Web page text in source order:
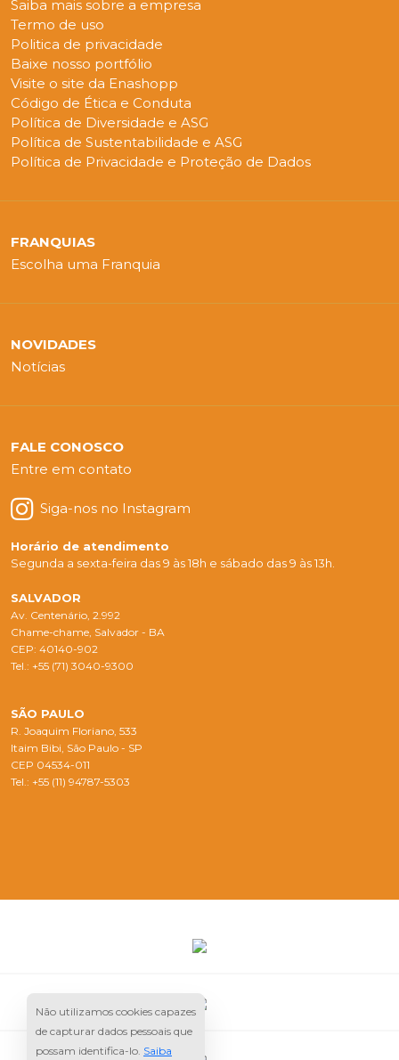
Saiba mais sobre a empresa
Termo de uso
Politica de privacidade
Baixe nosso portfólio
Visite o site da Enashopp
Código de Ética e Conduta
Política de Diversidade e ASG
Política de Sustentabilidade e ASG
Política de Privacidade e Proteção de Dados
FRANQUIAS
Escolha uma Franquia
NOVIDADES
Notícias
FALE CONOSCO
Entre em contato
Siga-nos no Instagram
Horário de atendimento
Segunda a sexta-feira das 9 às 18h e sábado das 9 às 13h.
SALVADOR
Av. Centenário, 2.992
Chame-chame, Salvador - BA
CEP: 40140-902
Tel.: +55 (71) 3040-9300
SÃO PAULO
R. Joaquim Floriano, 533
Itaim Bibi, São Paulo - SP
CEP 04534-011
Tel.: +55 (11) 94787-5303
Não utilizamos cookies capazes
de capturar dados pessoais que
possam identifica-lo. Saiba